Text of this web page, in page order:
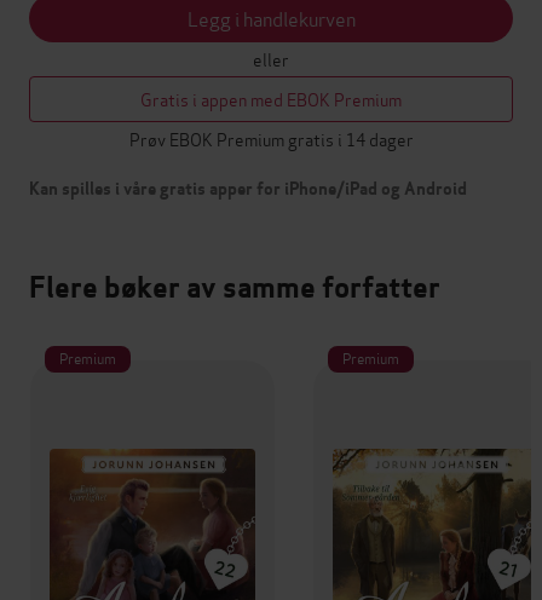
Legg i handlekurven
eller
Gratis i appen med EBOK Premium
Prøv EBOK Premium gratis i 14 dager
Kan spilles i våre gratis apper for iPhone/iPad og Android
Flere bøker av samme forfatter
Premium Premium